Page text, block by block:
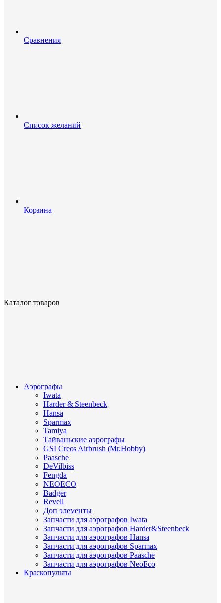
Сравнения
Список желаний
Корзина
Каталог товаров
Аэрографы
Iwata
Harder & Steenbeck
Hansa
Sparmax
Tamiya
Тайваньские аэрографы
GSI Creos Airbrush (Mr.Hobby)
Paasche
DeVilbiss
Fengda
NEOECO
Badger
Revell
Доп элементы
Запчасти для аэрографов Iwata
Запчасти для аэрографов Harder&Steenbeck
Запчасти для аэрографов Hansa
Запчасти для аэрографов Sparmax
Запчасти для аэрографов Paasche
Запчасти для аэрографов NeoEco
Краскопульты